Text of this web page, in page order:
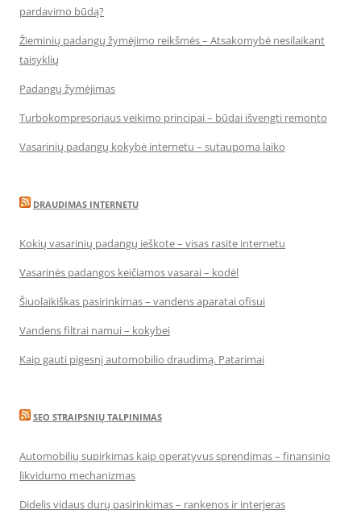
pardavimo būdą?
Žieminių padangų žymėjimo reikšmės – Atsakomybė nesilaikant
taisyklių
Padangų žymėjimas
Turbokompresoriaus veikimo principai – būdai išvengti remonto
Vasarinių padangų kokybė internetu – sutaupoma laiko
DRAUDIMAS INTERNETU
Kokių vasarinių padangų ieškote – visas rasite internetu
Vasarinės padangos keičiamos vasarai – kodėl
Šiuolaikiškas pasirinkimas – vandens aparatai ofisui
Vandens filtrai namui – kokybei
Kaip gauti pigesnį automobilio draudimą. Patarimai
SEO STRAIPSNIŲ TALPINIMAS
Automobilių supirkimas kaip operatyvus sprendimas – finansinio
likvidumo mechanizmas
Didelis vidaus durų pasirinkimas – rankenos ir interjeras